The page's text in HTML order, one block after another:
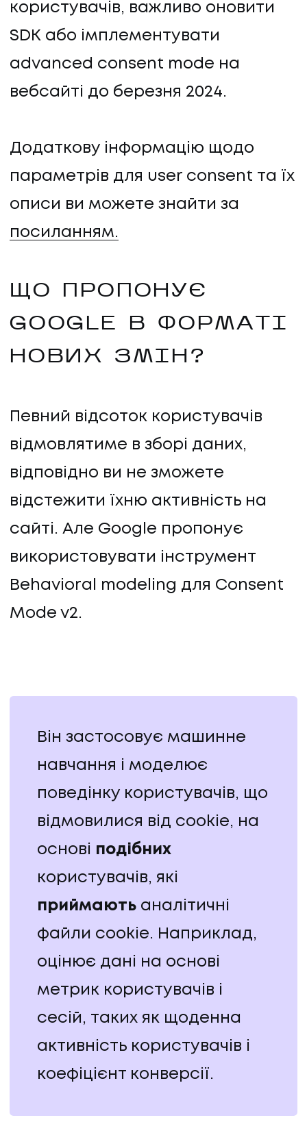
користувачів, важливо оновити
SDK або імплементувати
advanced consent mode на
вебсайті до березня 2024.
Додаткову інформацію щодо
параметрів для user consent та їх
описи ви можете знайти за
посиланням.
ЩО ПРОПОНУЄ
GOOGLE В ФОРМАТІ
НОВИХ ЗМІН?
Певний відсоток користувачів
відмовлятиме в зборі даних,
відповідно ви не зможете
відстежити їхню активність на
сайті. Але Google пропонує
використовувати інструмент
Behavioral modeling для Consent
Mode v2.
Він застосовує машинне
навчання і моделює
поведінку користувачів, що
відмовилися від cookie, на
основі подібних
користувачів, які
приймаютьаналітичні
файли cookie. Наприклад,
оцінює дані на основі
метрик користувачів і
сесій, таких як щоденна
активність користувачів і
коефіцієнт конверсії.
Політика конфіденційності
НАПИСАТИ НАМ
UA EN
UA EN